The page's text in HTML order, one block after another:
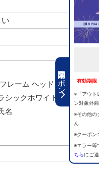
期間限定クーポン 有効期
※「アウト
ン対象外
※その他の
ん
※クーポン
※エラー等
ちらにご
レーム ヘッドレスプレー
シックホワイト）
名